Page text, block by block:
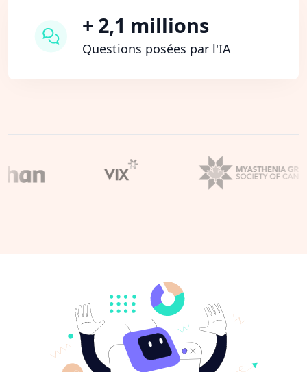
+ 2,1 millions
Questions posées par l'IA